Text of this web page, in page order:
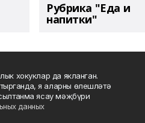
Рубрика "Еда и
напитки"
хокуклар да якланган.
я аларны өлешләтә
ясау мәҗбүри
данных